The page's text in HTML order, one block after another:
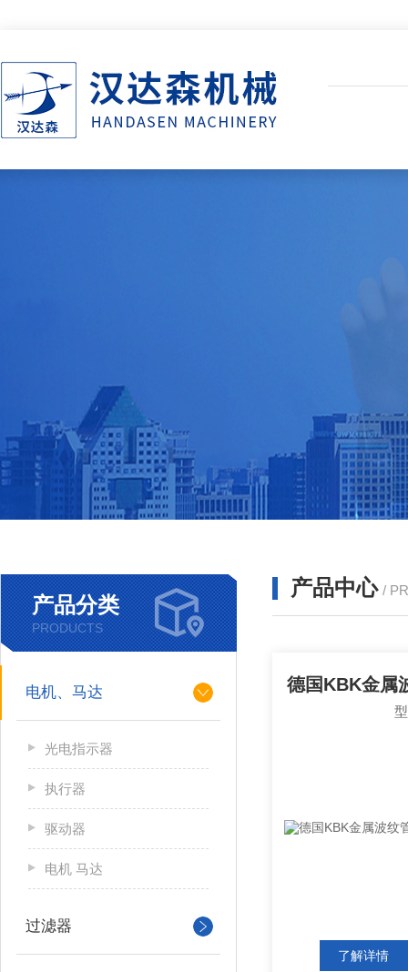
产品分类
PRODUCTS
电机、马达
光电指示器
执行器
驱动器
电机 马达
过滤器
产品中心 /
了解详情